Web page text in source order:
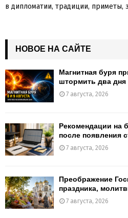
в дипломатии, традиции, приметы,
НОВОЕ НА САЙТЕ
Магнитная буря
штормить два дня
7 августа, 2026
Рекомендации на
после появления
7 августа, 2026
Преображение
праздника,
7 августа, 2026